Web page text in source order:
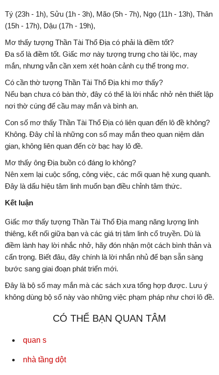
Tý (23h - 1h), Sửu (1h - 3h), Mão (5h - 7h), Ngọ (11h - 13h), Thân
(15h - 17h), Dậu (17h - 19h),
Mơ thấy tượng Thần Tài Thổ Địa có phải là điềm tốt?
Đa số là điềm tốt. Giấc mơ này tượng trưng cho tài lộc, may
mắn, nhưng vẫn cần xem xét hoàn cảnh cụ thể trong mơ.
Có cần thờ tượng Thần Tài Thổ Địa khi mơ thấy?
Nếu bạn chưa có bàn thờ, đây có thể là lời nhắc nhở nên thiết lập
nơi thờ cúng để cầu may mắn và bình an.
Con số mơ thấy Thần Tài Thổ Địa có liên quan đến lô đề không?
Không. Đây chỉ là những con số may mắn theo quan niệm dân
gian, không liên quan đến cờ bạc hay lô đề.
Mơ thấy ông Địa buồn có đáng lo không?
Nên xem lại cuộc sống, công việc, các mối quan hệ xung quanh.
Đây là dấu hiệu tâm linh muốn bạn điều chỉnh tâm thức.
Kết luận
Giấc mơ thấy tượng Thần Tài Thổ Địa mang năng lượng linh
thiêng, kết nối giữa bạn và các giá trị tâm linh cổ truyền. Dù là
điềm lành hay lời nhắc nhở, hãy đón nhận một cách bình thản và
cẩn trọng. Biết đâu, đây chính là lời nhắn nhủ để bạn sẵn sàng
bước sang giai đoạn phát triển mới.
Đây là bộ số may mắn mà các sách xưa tổng hợp được. Lưu ý
không dùng bộ số này vào những việc phạm pháp như chơi lô đề.
CÓ THỂ BẠN QUAN TÂM
quan s
nhà tầng dột